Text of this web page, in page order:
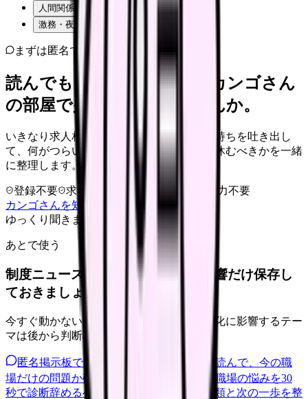
人間関係・職場の雰囲気
激務・夜勤の負担
まずは匿名で整理
読んでもまだ苦しいなら、カンゴさん
の部屋で少し話してみませんか。
いきなり求人相談には進みません。今の気持ちを吐き出し
て、何がつらいのか、辞めるべきか、少し休むべきかを一緒
に整理します。
登録不要 求人押し売りなし
病院名は入力不要
カンゴさんを知ってから相談する
ゆっくり聞きます
あとで使う
制度ニュースは、自分の職場への影響だけ保存し
ておきましょう。
今すぐ動かない人も、給与・人員・安全文化に影響するテー
マは後から判断材料になります。
匿名掲示板で本音を見る
同じ悩みの声を読んで、今の職
場だけの問題か確かめられます。
職場の悩みを30
秒で診断辞めるべきか迷う前に、悩みの種類と次の一歩を整